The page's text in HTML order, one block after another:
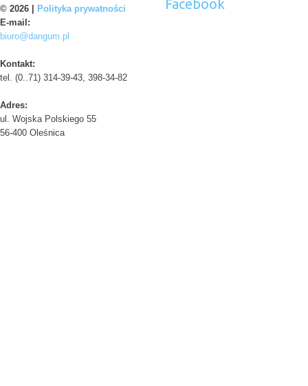
© 2026 |
Polityka prywatności
E-mail:
biuro@dangum.pl
Kontakt:
tel. (0..71) 314-39-43, 398-34-82
Adres:
ul. Wojska Polskiego 55
56-400 Oleśnica
Facebook